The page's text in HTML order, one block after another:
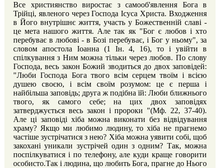
Все християнство виростає з самооб'явлення Бога в
Трійці, явленого через Господа Ісуса Христа. Входження
в Його внутрішнє життя, участь у Божественній славі -
це мета нашого життя. Але так як "Бог є любов і хто
перебуває в любові - в Бозі перебуває, і Бог у ньому", за
словом апостола Іоанна (1 Ін. 4, 16), то і увійти в
спілкування з Ним можна тільки через любов. По слову
Господа, весь закон Божий зводиться до двох заповідей:
"Люби Господа Бога твого всім серцем твоїм і всією
душею своєю, і всім своїм розумом: це є перша і
найбільша заповідь; друга ж подібна їй: Люби ближнього
твого, як самого себе; на цих двох заповідях
затверджується весь закон і пророки "(Мф. 22, 37-40).
Але ці заповіді хіба можна виконати без відвідування
храму? Якщо ми любимо людину, то хіба не прагнемо
частіше зустрічатися з нею? Хіба можна уявити собі, щоб
закохані уникали зустрічей один з одним? Так, можна
поспілкуватися і по телефону, але куди краще говорити
особисто.Так і людина, що любить Бога, прагне до Нього